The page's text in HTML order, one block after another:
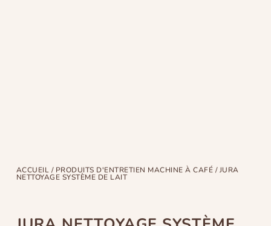
ACCUEIL / PRODUITS D'ENTRETIEN MACHINE À CAFÉ / JURA
NETTOYAGE SYSTÈME DE LAIT